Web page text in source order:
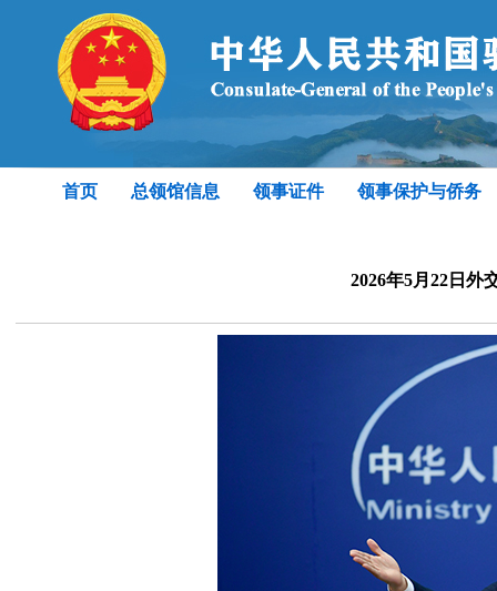
首页 总领馆信息 领事证件 领事保护与侨务
2026年5月22日外